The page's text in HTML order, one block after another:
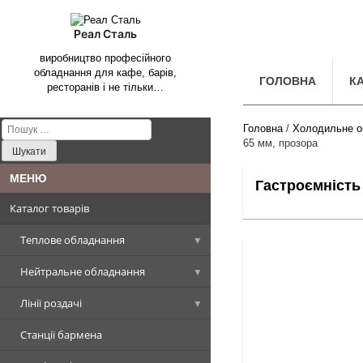
Реал Сталь
виробництво професійного
обладнання для кафе, барів,
ресторанів і не тільки…
Пошук:
Каталог товарів
Теплове обладнання
Котли харчоварильні
Котел харчоварильний
Плити промислові
Плити стандарт
Сковороди промислові
Нейтральне обладнання
Столи, Стіл-ванни, Стіл-тумби
Столи виробничі
Стелажі виробничі
Лінії роздачі
Вітрини холодильні
Станції бармена
ГОЛОВНА
Головна/ Холодильне
65 мм, прозора